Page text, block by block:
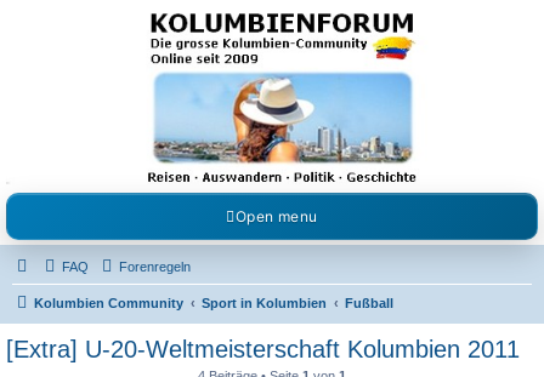
Kolumbienforum - Das
grosse Forum der
Freunde Kolumbiens
Reisen, Auswandern, Kultur, Politik, Geschichte und Visum in Kolumbien und Venezuela.
Austausch, Erfahrungen und Gemeinschaft im Kolumbienforum
Open menu
FAQ Forenregeln
Kolumbien Community Sport in Kolumbien Fußball
[Extra] U-20-Weltmeisterschaft Kolumbien 2011